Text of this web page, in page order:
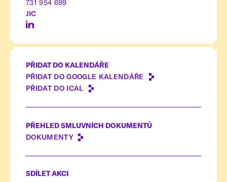
731 954 699
JIC
PŘIDAT DO KALENDÁŘE
PŘIDAT DO GOOGLE KALENDÁŘE
PŘIDAT DO ICAL
PŘEHLED SMLUVNÍCH DOKUMENTŮ
DOKUMENTY
SDÍLET AKCI